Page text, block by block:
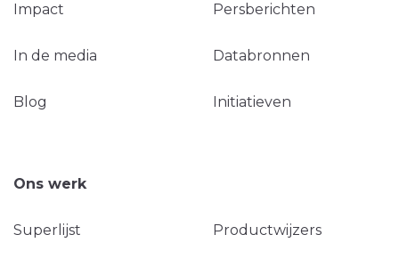
Impact Persberichten
In de media Databronnen
Blog Initiatieven
Ons werk
Superlijst Productwijzers